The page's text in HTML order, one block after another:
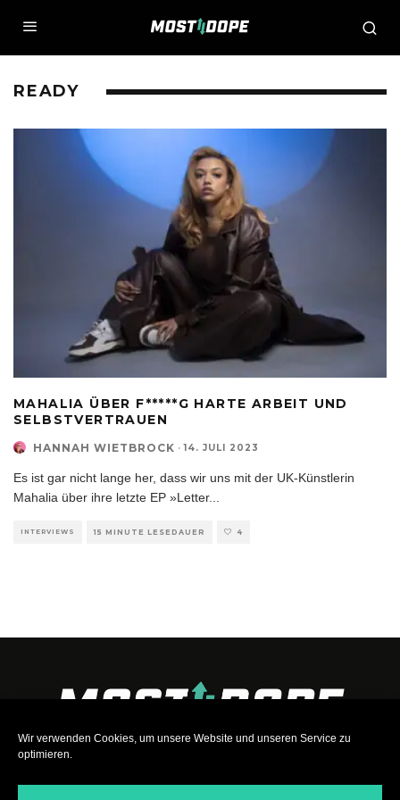
Wir verwenden Cookies, um unsere Website und unseren Service zu
optimieren.
READY
MAHALIA ÜBER F*****G HARTE ARBEIT UND
SELBSTVERTRAUEN
HANNAH WIETBROCK · 14. JULI 2023
Es ist gar nicht lange her, dass wir uns mit der UK-Künstlerin
Mahalia über ihre letzte EP »Letter...
INTERVIEWS 15 MINUTE LESEDAUER 4